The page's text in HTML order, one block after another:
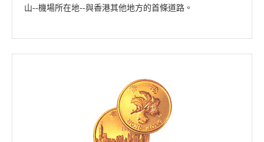
山--機場所在地--與香港其他地方的首條道路。